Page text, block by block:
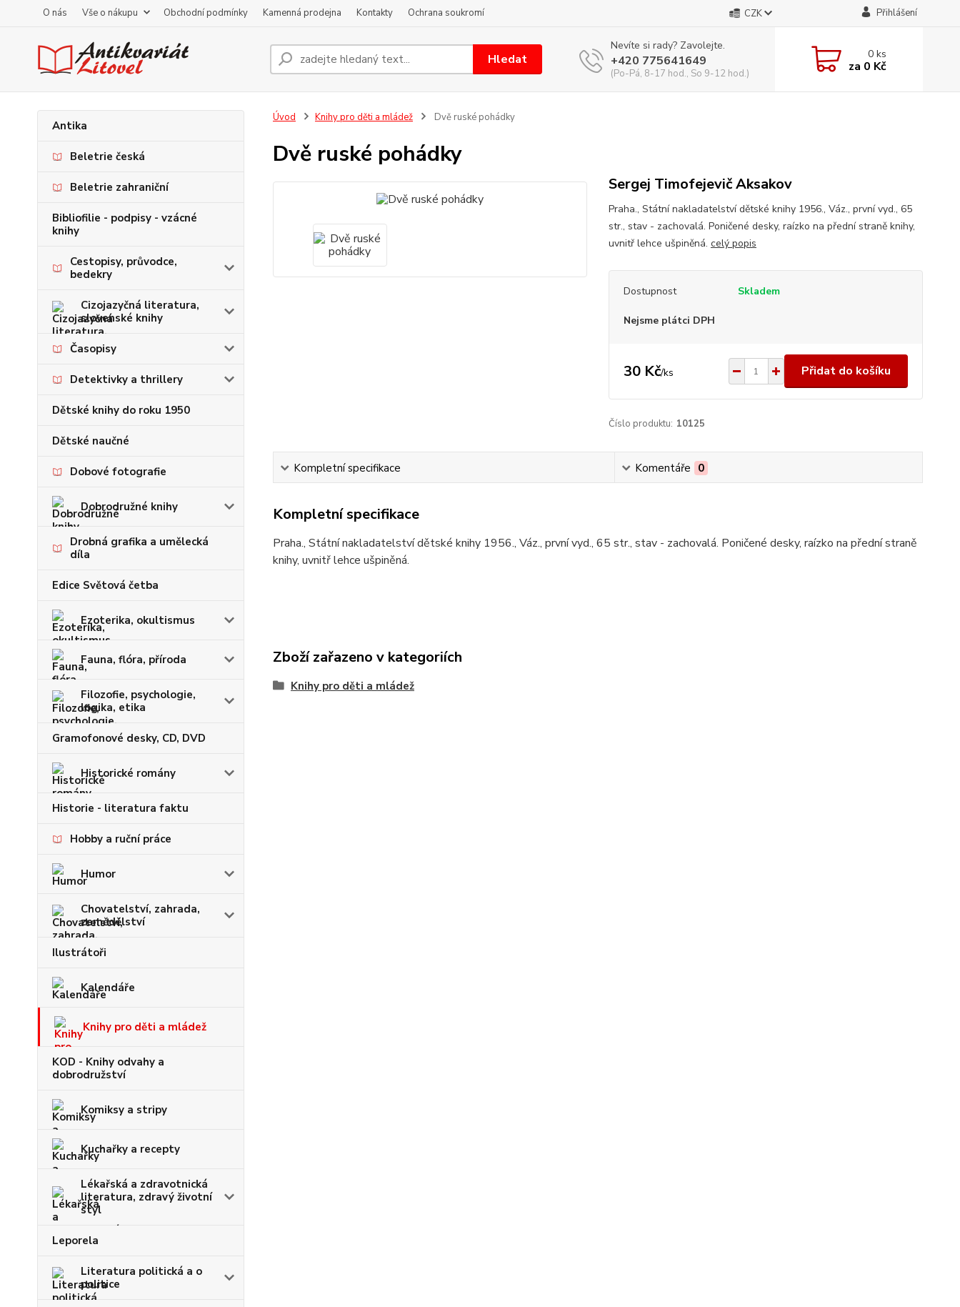
O nás Vše o nákupu Obchodní podmínky Kamenná prodejna Kontakty Ochrana soukromí CZK Přihlášení
Hledat
Nevíte si rady? Zavolejte.
+420 775641649
(Po-Pá, 8-17 hod., So 9-12 hod.)
0ks
za 0 Kč
Antika
Beletrie česká
Beletrie zahraniční
Bibliofilie - podpisy - vzácné
knihy
Cestopisy, průvodce,
bedekry
Cizojazyčná literatura,
slovenské knihy
Časopisy
Detektivky a thrillery
Dětské knihy do roku 1950
Dětské naučné
Dobové fotografie
Dobrodružné knihy
Drobná grafika a umělecká
díla
Edice Světová četba
Ezoterika, okultismus
Fauna, flóra, příroda
Filozofie, psychologie,
logika, etika
Gramofonové desky, CD, DVD
Historické romány
Historie - literatura faktu
Hobby a ruční práce
Humor
Chovatelství, zahrada,
zemědělství
Ilustrátoři
Kalendáře
Knihy pro děti a mládež
KOD - Knihy odvahy a
dobrodružství
Komiksy a stripy
Kuchařky a recepty
Lékařská a zdravotnická
literatura, zdravý životní
styl
Leporela
Literatura politická a o
politice
Úvod Knihy pro děti a mládež Dvě ruské pohádky
Dvě ruské pohádky
Sergej Timofejevič Aksakov
Praha., Státní nakladatelství dětské knihy 1956., Váz., první vyd., 65
str., stav - zachovalá. Poničené desky, raízko na přední straně knihy,
uvnitř lehce ušpiněná. celý popis
Dostupnost Skladem
Nejsme plátci DPH
30 Kč/ks Přidat do košíku
Číslo produktu: 10125
Kompletní specifikace Komentáře 0
Kompletní specifikace
Praha., Státní nakladatelství dětské knihy 1956., Váz., první vyd., 65 str., stav - zachovalá. Poničené desky, raízko na přední straně
knihy, uvnitř lehce ušpiněná.
Zboží zařazeno v kategoriích
Knihy pro děti a mládež